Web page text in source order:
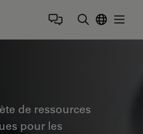
de ressources
pour les